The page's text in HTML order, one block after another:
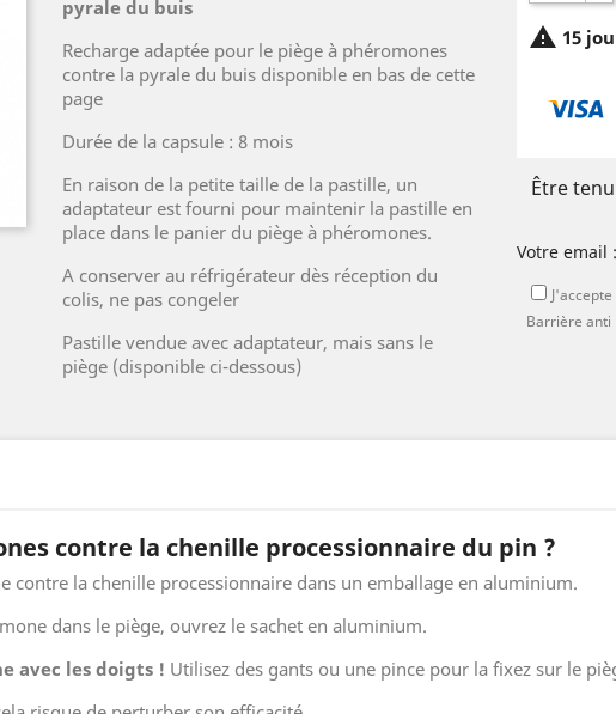
pyrale du buis
Recharge adaptée pour le piège à phéromones
contre la pyrale du buis disponible en bas de cette
page
Durée de la capsule : 8 mois
En raison de la petite taille de la pastille, un
adaptateur est fourni pour maintenir la pastille en
place dans le panier du piège à phéromones.
A conserver au réfrigérateur dès réception du
colis, ne pas congeler
Pastille vendue avec adaptateur, mais sans le
piège (disponible ci-dessous)
 15
Être
Votre email :
Barrière anti
contre la chenille processionnaire du pin ?
contre la chenille processionnaire dans un emballage en aluminium.
dans le piège, ouvrez le sachet en aluminium.
avec les doigts ! Utilisez des gants ou une pince pour la fixez sur le